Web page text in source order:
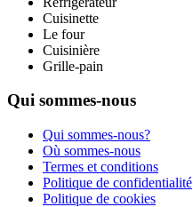
Cuisinette
Le four
Cuisinière
Grille-pain
Qui sommes-nous
Qui sommes-nous?
Où sommes-nous
Termes et conditions
Politique de confidentialité
Politique de cookies